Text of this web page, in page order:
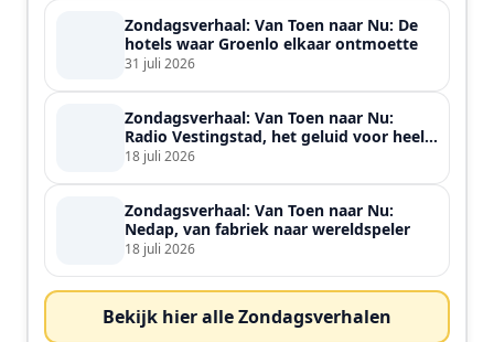
Zondagsverhaal: Van Toen naar Nu: De
hotels waar Groenlo elkaar ontmoette
31 juli 2026
Zondagsverhaal: Van Toen naar Nu:
Radio Vestingstad, het geluid voor heel
de streek
18 juli 2026
Zondagsverhaal: Van Toen naar Nu:
Nedap, van fabriek naar wereldspeler
18 juli 2026
Bekijk hier alle Zondagsverhalen